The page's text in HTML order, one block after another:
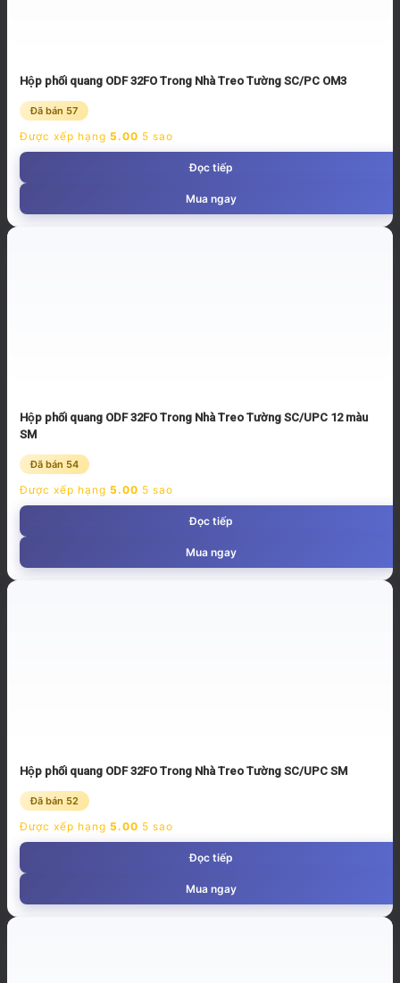
Hộp phối quang ODF 32FO Trong Nhà Treo Tường SC/PC OM3
Đã bán 57
Được xếp hạng 5.00 5 sao
Đọc tiếp
Mua ngay
Hộp phối quang ODF 32FO Trong Nhà Treo Tường SC/UPC 12 màu
SM
Đã bán 54
Được xếp hạng 5.00 5 sao
Đọc tiếp
Mua ngay
Hộp phối quang ODF 32FO Trong Nhà Treo Tường SC/UPC SM
Đã bán 52
Được xếp hạng 5.00 5 sao
Đọc tiếp
Mua ngay